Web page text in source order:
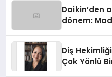
Daikin’den
dönem:
Diş
Çok Yönlü